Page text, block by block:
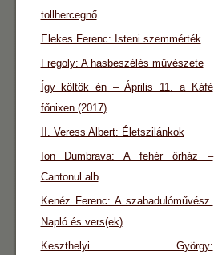
tollhercegnő
Elekes Ferenc: Isteni szemmérték
Fregoly: A hasbeszélés művészete
Így költök én – Április 11. a Káfé
főnixen (2017)
II. Veress Albert: Életszilánkok
Ion Dumbrava: A fehér őrház –
Cantonul alb
Kenéz Ferenc: A szabadulóművész.
Napló és vers(ek)
Keszthelyi György: